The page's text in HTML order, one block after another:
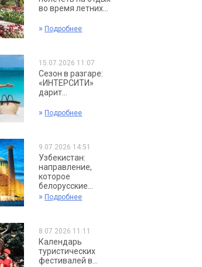
во время летних...
» Подробнее
15.07.2026 11:07
Сезон в разгаре:
«ИНТЕРСИТИ»
дарит...
» Подробнее
9.07.2026 14:51
Узбекистан:
направление,
которое
белорусские...
» Подробнее
8.07.2026 11:11
Календарь
туристических
фестивалей в...